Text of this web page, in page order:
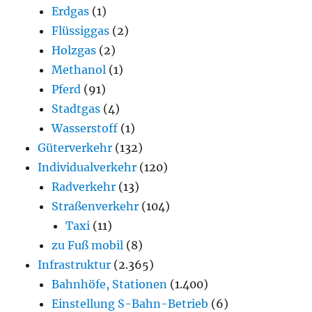
Erdgas (1)
Flüssiggas (2)
Holzgas (2)
Methanol (1)
Pferd (91)
Stadtgas (4)
Wasserstoff (1)
Güterverkehr (132)
Individualverkehr (120)
Radverkehr (13)
Straßenverkehr (104)
Taxi (11)
zu Fuß mobil (8)
Infrastruktur (2.365)
Bahnhöfe, Stationen (1.400)
Einstellung S-Bahn-Betrieb (6)